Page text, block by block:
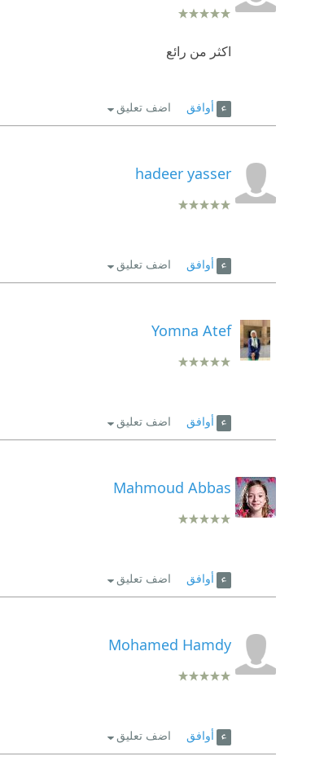
اكثر من رائع
أوافق اضف تعليق
hadeer yasser
أوافق اضف تعليق
Yomna Atef
أوافق اضف تعليق
Mahmoud Abbas
أوافق اضف تعليق
Mohamed Hamdy
أوافق اضف تعليق